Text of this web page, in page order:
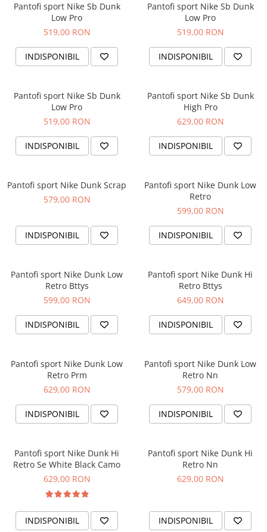
Pantofi sport Nike Sb Dunk
Low Pro
519,00 RON
INDISPONIBIL
Pantofi sport Nike Sb Dunk
Low Pro
519,00 RON
INDISPONIBIL
Pantofi sport Nike Sb Dunk
Low Pro
519,00 RON
INDISPONIBIL
Pantofi sport Nike Sb Dunk
High Pro
629,00 RON
INDISPONIBIL
Pantofi sport Nike Dunk Scrap
579,00 RON
INDISPONIBIL
Pantofi sport Nike Dunk Low
Retro
599,00 RON
INDISPONIBIL
Pantofi sport Nike Dunk Low
Retro Bttys
599,00 RON
INDISPONIBIL
Pantofi sport Nike Dunk Hi
Retro Bttys
649,00 RON
INDISPONIBIL
Pantofi sport Nike Dunk Low
Retro Prm
629,00 RON
INDISPONIBIL
Pantofi sport Nike Dunk Low
Retro Nn
579,00 RON
INDISPONIBIL
Pantofi sport Nike Dunk Hi
Retro Se White Black Camo
629,00 RON
INDISPONIBIL
Pantofi sport Nike Dunk Hi
Retro Nn
629,00 RON
INDISPONIBIL